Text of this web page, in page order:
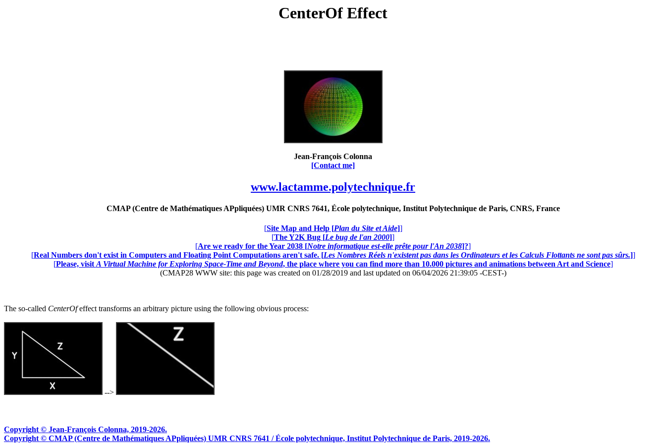
CenterOf Effect
Jean-François Colonna
[Contact me]
www.lactamme.polytechnique.fr
CMAP (Centre de Mathématiques APpliquées) UMR CNRS 7641, École polytechnique, Institut Polytechnique de Paris, CNRS, France
[Site Map and Help [Plan du Site et Aide]]
[The Y2K Bug [Le bug de l'an 2000]]
[Are we ready for the Year 2038 [Notre informatique est-elle prête pour l'An 2038]?]
[Real Numbers don't exist in Computers and Floating Point Computations aren't safe. [Les Nombres Réels n'existent pas dans les Ordinateurs et les Calculs Flottants ne sont pas sûrs.]]
[Please, visit A Virtual Machine for Exploring Space-Time and Beyond, the place where you can find more than 10.000 pictures and animations between Art and Science]
(CMAP28 WWW site: this page was created on 01/28/2019 and last updated on 06/04/2026 21:39:05 -CEST-)
The so-called CenterOfeffect transforms an arbitrary picture using the following obvious process:
-->
Copyright © Jean-François Colonna, 2019-2026.
Copyright © CMAP (Centre de Mathématiques APpliquées) UMR CNRS 7641 / École polytechnique, Institut Polytechnique de Paris, 2019-2026.